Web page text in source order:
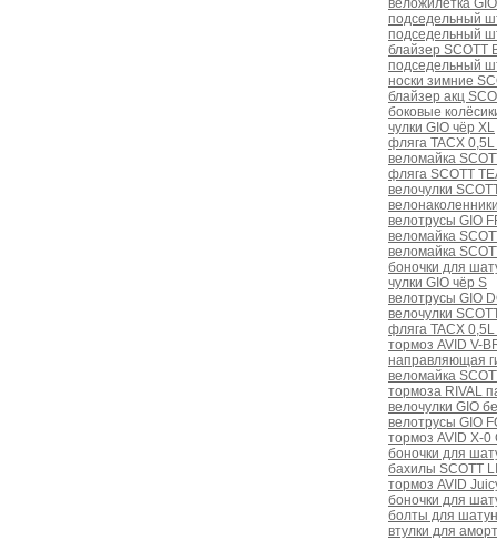
веложилетка
подседельный
подседельный
блайзер SCOTT
подседельный
носки зимние
блайзер акц
боковые
чулки GIO чёр XL
фляга TACX
веломайка
фляга SCOTT
велочулки
велотрусы GIO
веломайка
веломайка
боночки для
чулки GIO чёр S
велотрусы GIO
велочулки
фляга TACX
тормоз AVID V-
направляющая
веломайка
тормоза RIVAL
велочулки GIO
велотрусы GIO
тормоз AVID X-0
боночки для
бахилы SCOTT
тормоз AVID
боночки для
болты для
втулки для